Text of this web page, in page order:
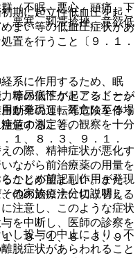
期に起立性低血圧を起こ
まい等の低血圧症状があ
置を行うこと〔９．１．
系に作用するため、眠
等の低下が起こることが
動車の運転等危険を伴う
意すること。
の際、精神症状が悪化す
ながら前治療薬の用量を
ことが望ましい。また、
他の治療法に切り替える
し投与の中止により、不
脱症状があらわれること
（不眠、悪心、頭痛、下
悪寒、靭帯捻挫、意欲低
糖尿病性ケトアシドーシ
が発現し、死亡に至る場
値の測定等の観察を十分
１、８．３、９．１．
かじめ前記副作用が発現
の家族に十分に説明し、
注意し、このような症状
を中断し、医師の診察を
、８．１、８．３、９．